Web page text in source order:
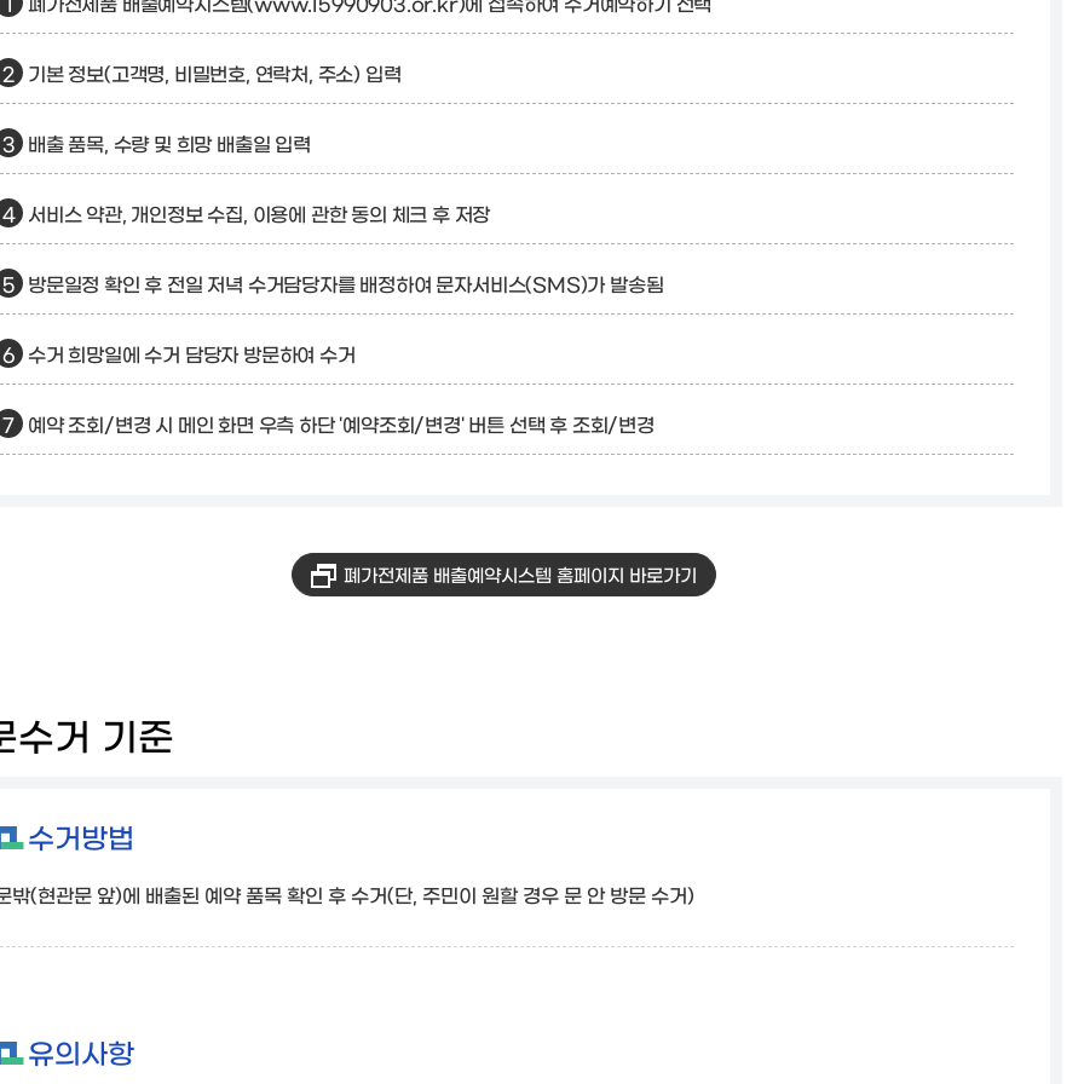
기본 정보(고객명, 비밀번호, 연락처, 주소) 입력
배출 품목, 수량 및 희망 배출일 입력
서비스 약관, 개인정보 수집, 이용에 관한 동의 체크 후 저장
방문일정 확인 후 전일 저녁 수거담당자를 배정하여 문자서비스(SMS)가 발송됨
수거 희망일에 수거 담당자 방문하여 수거
예약 조회/변경 시 메인 화면 우측 하단 '예약조회/변경' 버튼 선택 후 조회/변경
폐가전제품 배출예약시스템 홈페이지 바로가기
수거 기준
수거방법
밖(현관문 앞)에 배출된 예약 품목 확인 후 수거(단, 주민이 원할 경우 문 안 방문 수거)
유의사항